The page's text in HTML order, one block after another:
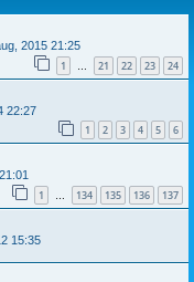
2015 21:25
1 … 21 22 23 24
22:27
1 2 3 4 5 6
1 … 134 135 136 137
15:35